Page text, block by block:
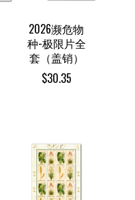
2026濒危物
种-极限片全
套（盖销）
$30.35